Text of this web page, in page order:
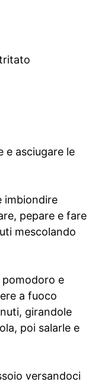
e asciugare le
imbiondire
pepare e fare
mescolando
pomodoro e
a fuoco
girandole
poi salarle e
versandoci